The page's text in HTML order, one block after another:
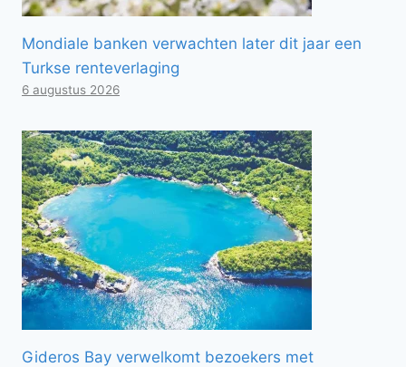
Mondiale banken verwachten later dit jaar een
Turkse renteverlaging
6 augustus 2026
Gideros Bay verwelkomt bezoekers met